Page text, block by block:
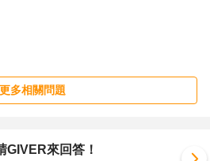
更多相關問題
GIVER來回答！